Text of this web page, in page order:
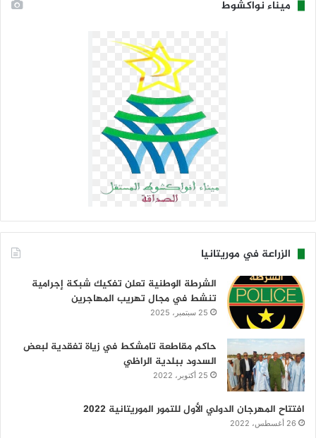
ميناء نواكشوط
الزراعة في موريتانيا
الشرطة الوطنية تعلن تفكيك شبكة إجرامية
تنشط في مجال تهريب المهاجرين
25 سبتمبر، 2025
حاكم مقاطعة تامشكط في زياة تفقدية لبعض
السدود ببلدية الراظي
25 أكتوبر، 2022
افتتاح المهرجان الدولي الأول للتمور الموريتانية 2022
26 أغسطس، 2022